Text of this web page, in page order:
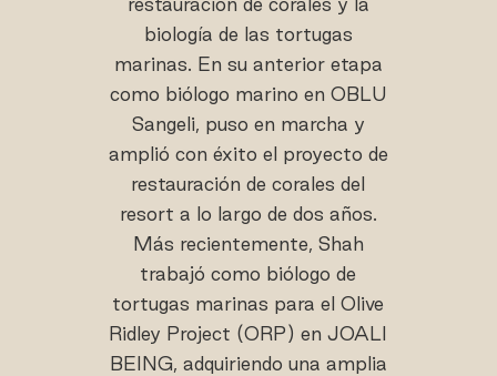
biología de las tortugas
marinas. En su anterior etapa
como biólogo marino en OBLU
Sangeli, puso en marcha y
amplió con éxito el proyecto de
restauración de corales del
resort a lo largo de dos años.
Más recientemente, Shah
trabajó como biólogo de
tortugas marinas para el Olive
Ridley Project (ORP) en JOALI
BEING, adquiriendo una amplia